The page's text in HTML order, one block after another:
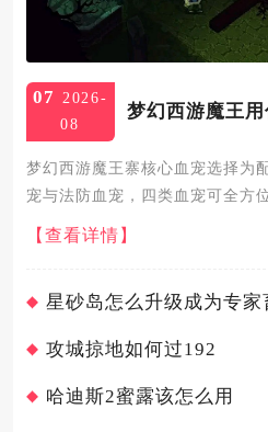
07 2026-
08
梦幻西游魔王
梦幻西游魔王寨核心血宠选择为
宠与法防血宠，四类血宠可全方
技的核心需求。配速血宠是魔王
需精准控制在比人物快50到100
【查看详情】
星砂岛怎么升级成为专家
攻城掠地如何过192
哈迪斯2蜜露该怎么用